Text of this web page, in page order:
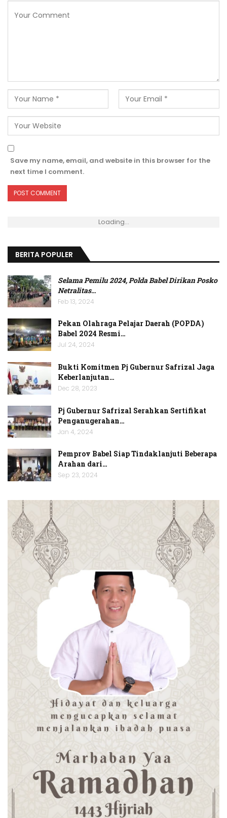
Save my name, email, and website in this browser for the
next time I comment.
Loading...
BERITA POPULER
Selama Pemilu 2024, Polda Babel Dirikan Posko
Netralitas…
Feb 13, 2024
Pekan Olahraga Pelajar Daerah (POPDA)
Babel 2024 Resmi…
Jul 24, 2024
Bukti Komitmen Pj Gubernur Safrizal Jaga
Keberlanjutan…
Dec 28, 2023
Pj Gubernur Safrizal Serahkan Sertifikat
Penganugerahan…
Jan 4, 2024
Pemprov Babel Siap Tindaklanjuti Beberapa
Arahan dari…
Sep 23, 2024